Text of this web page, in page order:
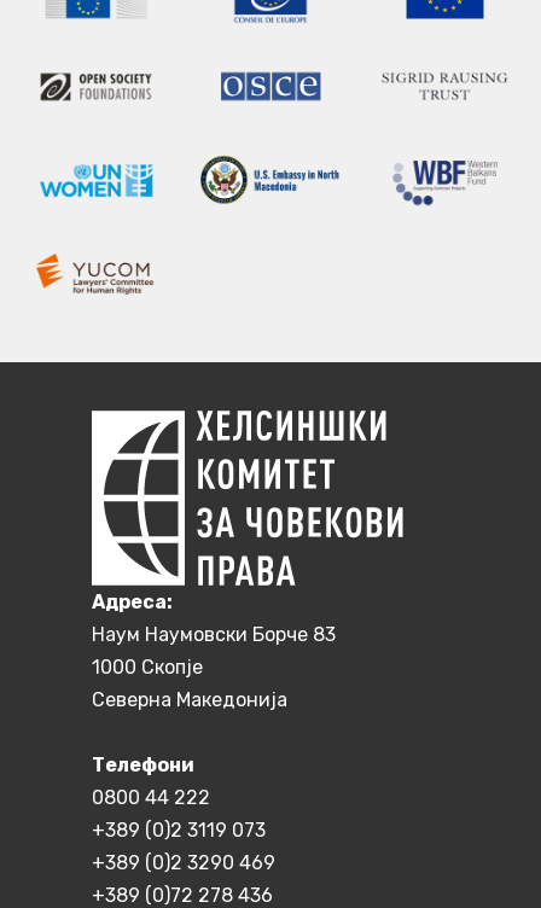
Aдреса:
Наум Наумовски Борче 83
1000 Скопје
Северна Македонија
Телефони
0800 44 222
+389 (0)2 3119 073
+389 (0)2 3290 469
+389 (0)72 278 436